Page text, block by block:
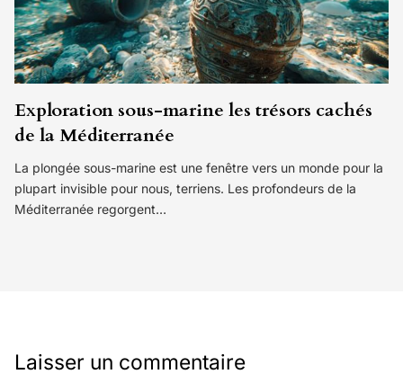
Exploration sous-marine les trésors cachés
de la Méditerranée
La plongée sous-marine est une fenêtre vers un monde pour la
plupart invisible pour nous, terriens. Les profondeurs de la
Méditerranée regorgent…
Laisser un commentaire